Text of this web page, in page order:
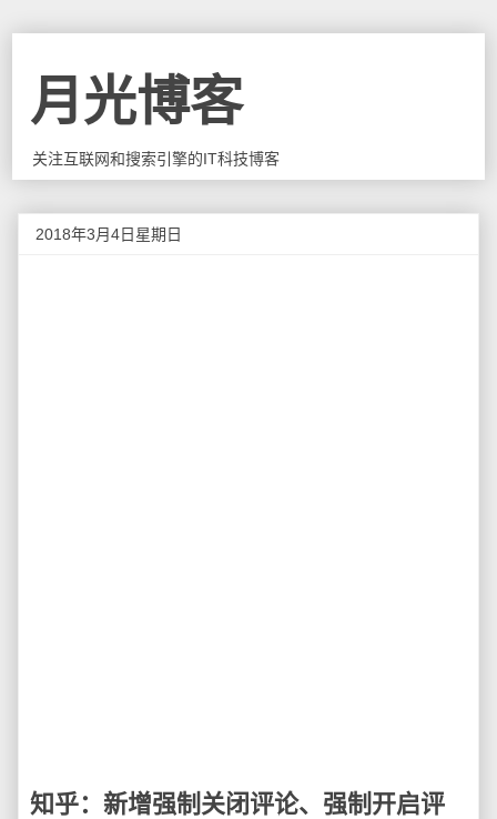
月光博客
关注互联网和搜索引擎的IT科技博客
2018年3月4日星期日
知乎：新增强制关闭评论、强制开启评